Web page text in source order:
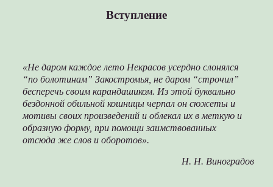
Вступление
«Не даром каждое лето Некрасов усердно слонялся
“по болотинам” Закостромья, не даром “строчил”
бесперечь своим карандашиком. Из этой буквально
бездонной обильной кошницы черпал он сюжеты и
мотивы своих произведений и облекал их в меткую и
образную форму, при помощи заимствованных
отсюда же слов и оборотов».
Н. Н. Виноградов